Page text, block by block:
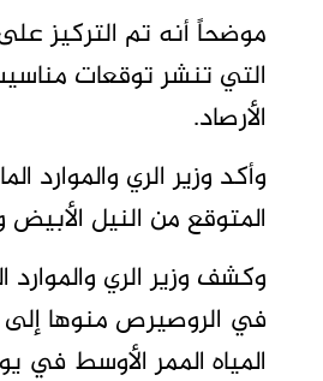
موضحاً أنه تم التركيز
التي تنشر توقعات مناسيب
الأرصاد.
وأكد وزير الري والموارد
المتوقع من النيل
وكشف وزير الري
في الروصيرص منوها